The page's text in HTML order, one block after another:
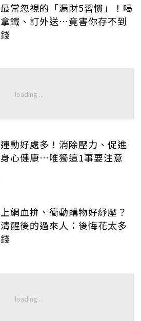
最常忽視的「漏財5習慣」！喝
拿鐵、訂外送…竟害你存不到
錢
運動好處多！消除壓力、促進
身心健康…唯獨這1事要注意
上網血拚、衝動購物好紓壓？
清醒後的過來人：後悔花太多
錢